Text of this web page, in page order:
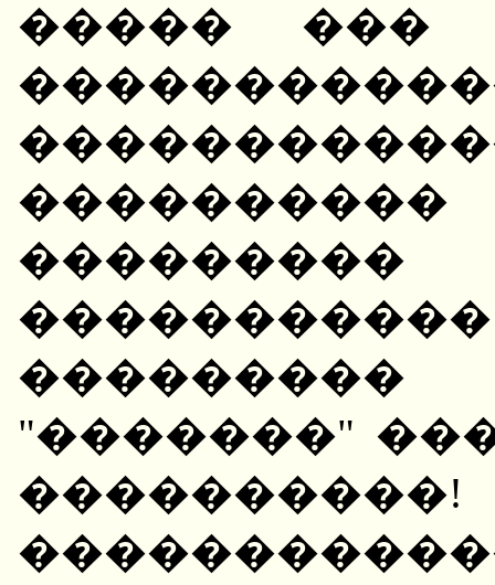
����� ���
"�������"